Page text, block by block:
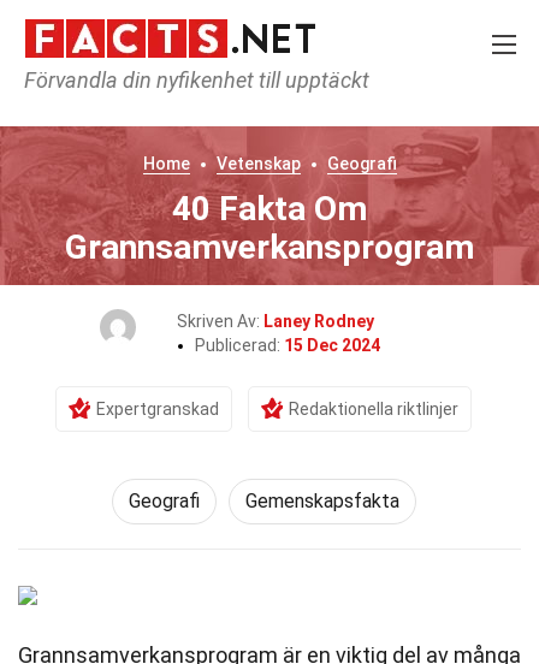
Förvandla din nyfikenhet till upptäckt
Home Vetenskap Geografi
40 Fakta Om
Grannsamverkansprogram
Skriven Av: Laney Rodney
Publicerad: 15 Dec 2024
Expertgranskad Redaktionella riktlinjer
Geografi Gemenskapsfakta
Grannsamverkansprogram är en viktig del av många